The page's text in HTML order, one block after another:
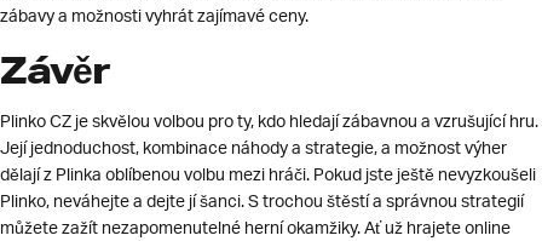
zábavy a možnosti vyhrát zajímavé ceny.
Závěr
Plinko CZ je skvělou volbou pro ty, kdo hledají zábavnou a vzrušující hru.
Její jednoduchost, kombinace náhody a strategie, a možnost výher
dělají z Plinka oblíbenou volbu mezi hráči. Pokud jste ještě nevyzkoušeli
Plinko, neváhejte a dejte jí šanci. S trochou štěstí a správnou strategií
můžete zažít nezapomenutelné herní okamžiky. Ať už hrajete online